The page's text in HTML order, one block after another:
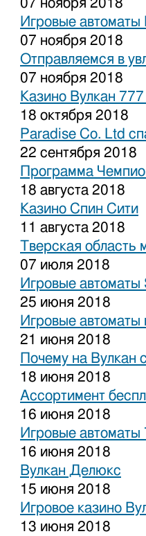
07 ноября 2018
Игровые автоматы
07 ноября 2018
Отправляемся в
07 ноября 2018
Казино Вулкан
18 октября 2018
Paradise Co. Ltd
22 сентября 2018
Программа
18 августа 2018
Казино Спин Сити
11 августа 2018
Тверская область
07 июля 2018
Игровые автоматы
25 июня 2018
Игровые
21 июня 2018
Почему на Вулкан
18 июня 2018
Ассортимент
16 июня 2018
Игровые автоматы
16 июня 2018
Вулкан Делюкс
15 июня 2018
Игровое казино
13 июня 2018